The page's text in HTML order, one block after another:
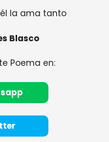
la ama tanto
Blasco
Poema en: